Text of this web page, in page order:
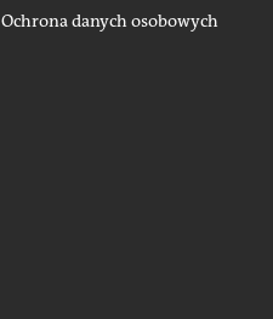
Ochrona danych osobowych